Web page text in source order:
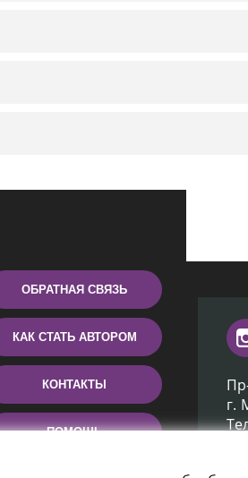
ОБРАТНАЯ СВЯЗЬ
КАК СТАТЬ АВТОРОМ
КОНТАКТЫ
ПОМОЩЬ
г.